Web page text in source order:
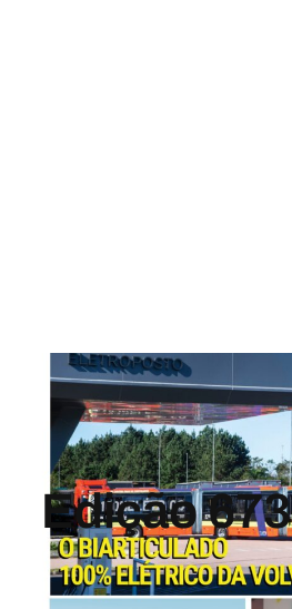
Edição 673